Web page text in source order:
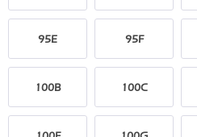
95E 95F
100B 100C